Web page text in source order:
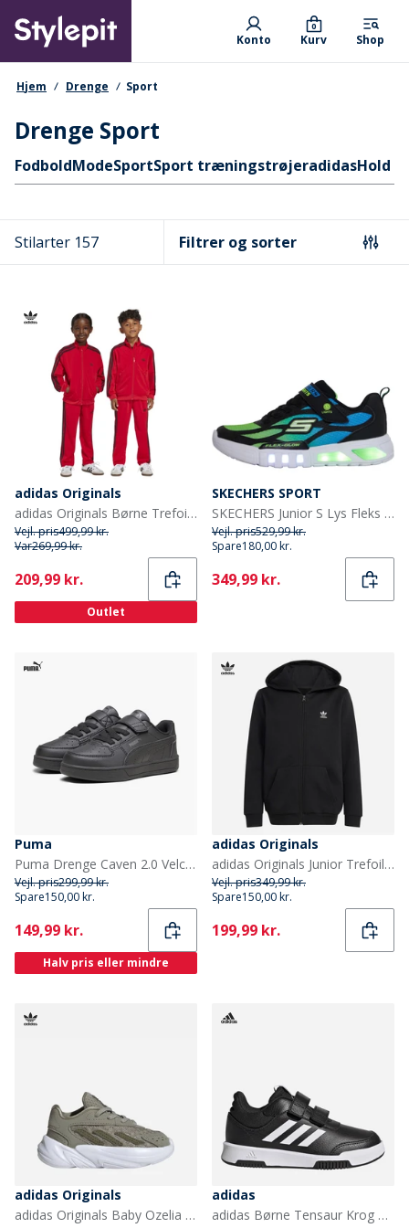
main
content
Primary departments
Konto Kurv
0
Shop
navigationssti
Hjem Drenge Sport
Drenge Sport
Hurtige links
FodboldModeSportSport træningstrøjeradidasHold
Stilarter 157 Filtrer og sorter
adidas Originals
adidas Originals Børne Trefoil Firebird Tracksuit Better Scarlet/Sort
Vejl. pris499,99 kr.
Var269,99 kr.
Current
209,99 kr.
Outlet
SKECHERS SPORT
SKECHERS Junior S Lys Fleks Glød - Dezlo Træningssko Blå/Sort/Lime
Vejl. pris529,99 kr.
Spare180,00 kr.
Current
349,99 kr.
Puma
Puma Drenge Caven 2.0 Velcro Træningssko Sort/Dark Grey
Vejl. pris299,99 kr.
Spare150,00 kr.
Current
149,99 kr.
Halv pris eller mindre
adidas Originals
adidas Originals Junior Trefoil Løs Pasform Fuld Zip Hættetrøje Sort
Vejl. pris349,99 kr.
Spare150,00 kr.
Current
199,99 kr.
adidas Originals
adidas Originals Baby Ozelia Elastisk Snørebånd Træningssko Silver Pebble/Focus Olive/Cloud White
adidas
adidas Børne Tensaur Krog Og Løkke Velcro Træningssko Core Black/Cloud White/Core Black